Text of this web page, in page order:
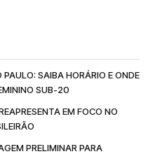
SAIBA HORÁRIO E ONDE
SUB-20
EM FOCO NO
PRELIMINAR PARA